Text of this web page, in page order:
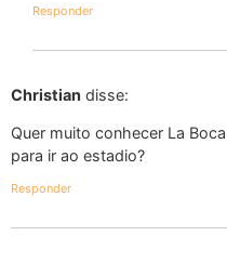
Responder
Christian disse:
Quer muito conhecer La
para ir ao estadio?
Responder